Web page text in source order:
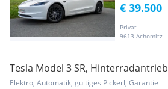
Privat
9613 Achomitz
€ 39.500
Tesla Model 3 SR, Hinterradantrieb
Elektro, Automatik, gültiges Pickerl, Garantie